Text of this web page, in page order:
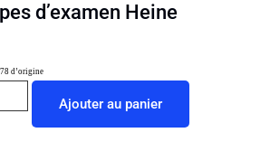
d’examen Heine
d’origine
Ajouter au panier